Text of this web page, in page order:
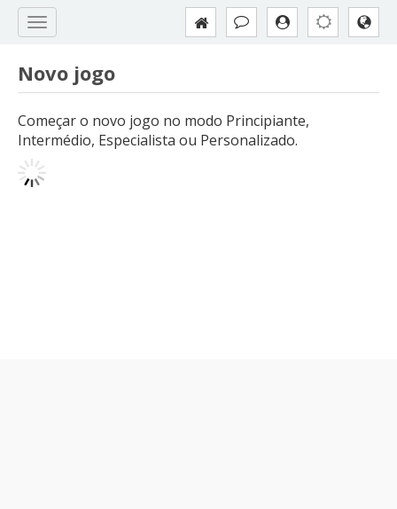
Novo jogo
Começar o novo jogo no modo Principiante,
Intermédio, Especialista ou Personalizado.